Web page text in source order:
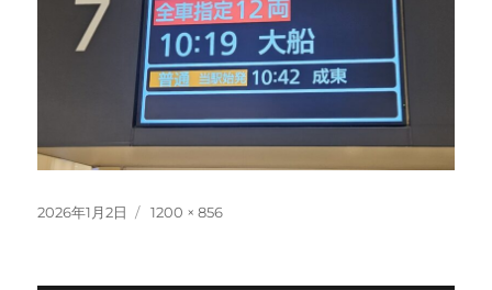
投
2026年1月2日
フ
1200 × 856